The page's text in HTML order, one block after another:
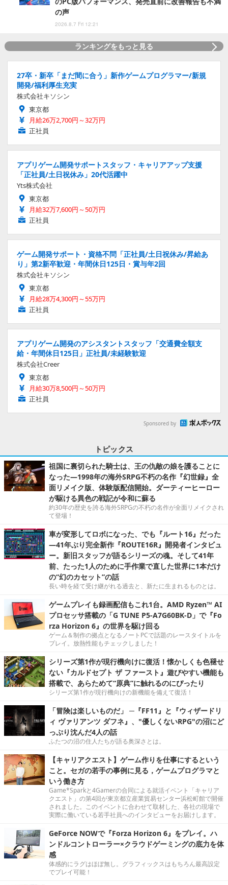
の声
2026.8.7 Fri 12:21
ランキングをもっと見る
27卒・新卒「まだ間に合う」新作ゲームプログラマー/新規
開発/福利厚生充実
株式会社キソシン
東京都
月給26万2,700円～32万円
正社員
アプリゲーム開発サポートスタッフ・キャリアアップ支援
「正社員/土日祝休み」20代活躍中
Yts株式会社
東京都
月給32万7,600円～50万円
正社員
ゲーム開発サポート・資格不問「正社員/土日祝休み/昇給あ
り」第2新卒歓迎・年間休日125日・賞与年2回
株式会社キソシン
東京都
月給28万4,300円～55万円
正社員
アプリゲーム開発のアシスタントスタッフ「交通費全額支
給・年間休日125日」正社員/未経験歓迎
株式会社Creer
東京都
月給30万8,500円～50万円
正社員
Sponsored by
トピックス
祖国に裏切られた騎士は、王の仇敵の娘を護ることに
なった―1998年の海外SRPG不朽の名作『幻世録』全
面リメイク版、体験版配信開始。ダーティーヒーロー
が駆ける異色の戦記が令和に蘇る
約30年の歴史を誇る海外SRPGの不朽の名作が全面リメイクされ
て登場！
車が変形してロボになった、でも『ルート16』だった
―41年ぶり完全新作『ROUTE16R』開発者インタビュ
ー。新旧スタッフが語るシリーズの魂。そして41年
前、たった1人のために手作業で直した世界に1本だけ
の“幻のカセット”の話
長い時を経て受け継がれる過去と、新たに生まれるものとは。
ゲームプレイも録画配信もこれ1台。AMD Ryzen™ AI
プロセッサ搭載の「G TUNE P5-A7G60BK-D」で『Fo
rza Horizon 6』の世界を駆け回る
ゲーム＆制作の拠点となるノートPCで話題のレースタイトルを
プレイ。放熱性能もチェックしました！
シリーズ第1作が現行機向けに復活！懐かしくも色褪せ
ない『カルドセプト ザ ファースト』遊びやすい機能も
搭載で、あらためて“原典”に触れるのにぴったり
シリーズ第1作が現行機向けの新機能を備えて復活！
「冒険は楽しいものだ」 ─『FF11』と『ウィザードリ
ィ ヴァリアンツ ダフネ』、"優しくないRPG"の沼にど
っぷり沈んだ4人の話
ふたつの沼の住人たちが語る奥深さとは。
【キャリアクエスト】ゲーム作りを仕事にするという
こと。セガの若手の事例に見る，ゲームプログラマと
いう働き方
Game*Sparkと4Gamerの合同による就活イベント「キャリア
クエスト」の第4回が東京都立産業貿易センター浜松町館で開催
されました。このイベントに合わせて取材した、各社の現場で
実際に働いている若手社員へのインタビューをお届けします。
GeForce NOWで『Forza Horizon 6』をプレイ。ハ
ンドルコントローラー×クラウドゲーミングの底力を体
感
体感的にラグはほぼ無し。グラフィックスはもちろん最高設定
でプレイ可能！